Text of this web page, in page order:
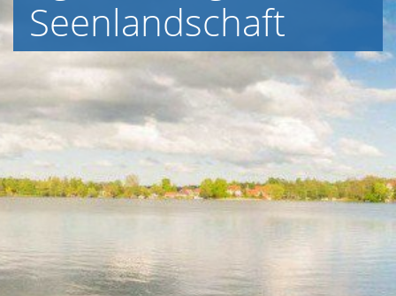
Seenlandschaft